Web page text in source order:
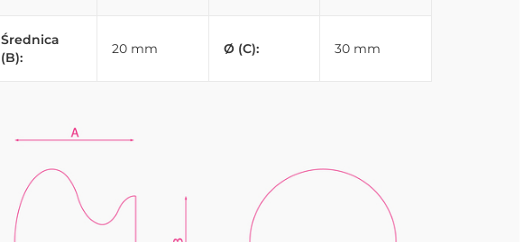
Średnica
(B):
20 mm Ø (C): 30 mm